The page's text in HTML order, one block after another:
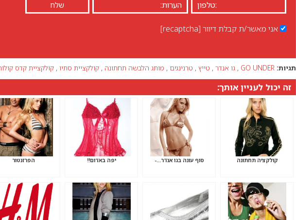
אני מאשר/ת קבלת דיוור [recaptcha]
תגיות: GO UNDER
, גו אנדר , טייץ , טרנינגים , מותג הלבשה תחתונה , קולקציית סתיו , קולקציית קדס
זה יכול לעניין אותך:
קולקציה תחתונה סוף עונה בגו אנדר…- יפה באדום!! הפרזנטור